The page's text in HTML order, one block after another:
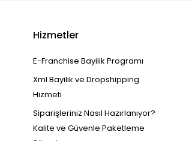
Hizmetler
E-Franchise Bayilik Programı
Xml Bayilik ve Dropshipping
Hizmeti
Siparişleriniz Nasıl Hazırlanıyor?
Kalite ve Güvenle Paketleme